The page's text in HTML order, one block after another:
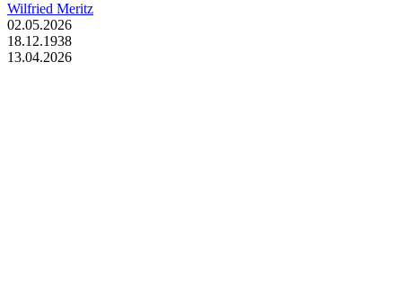
Wilfried Meritz
02.05.2026
18.12.1938
13.04.2026